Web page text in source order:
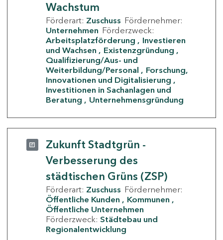
Wachstum
Förderart: Zuschuss Fördernehmer:
Unternehmen Förderzweck:
Arbeitsplatzförderung
Investieren
und Wachsen
Existenzgründung
Qualifizierung/Aus- und
Weiterbildung/Personal
Forschung,
Innovationen und Digitalisierung
Investitionen in Sachanlagen und
Beratung
Unternehmensgründung
Zukunft Stadtgrün -
Verbesserung des
städtischen Grüns (ZSP)
Förderart: Zuschuss Fördernehmer:
Öffentliche Kunden
Kommunen
Öffentliche Unternehmen
Förderzweck: Städtebau und
Regionalentwicklung